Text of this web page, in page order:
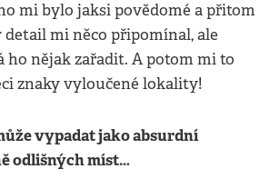
mi bylo jaksi povědomé a přitom
mi něco připomínal, ale
ho nějak zařadit. A potom mi to
znaky vyloučené lokality!
vypadat jako absurdní
odlišných míst…